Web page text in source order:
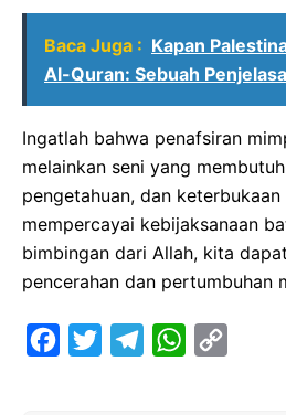
Baca Juga : Kapan
Al-Quran: Sebuah
Ingatlah bahwa penafsiran
melainkan seni yang
pengetahuan, dan
mempercayai kebijaksanaan
bimbingan dari Allah, kita
pencerahan dan pertumbuhan
W